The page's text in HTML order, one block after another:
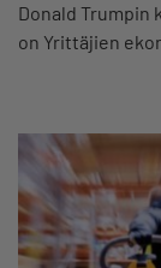
Donald Trumpin
on Yrittäjien